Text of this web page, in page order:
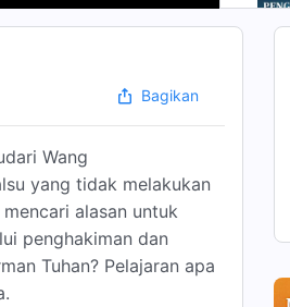
Bagikan
Wang
yang tidak melakukan
alasan untuk
penghakiman dan
Tuhan? Pelajaran apa